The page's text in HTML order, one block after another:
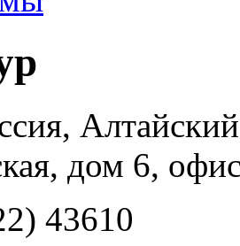
дом 6,
43610